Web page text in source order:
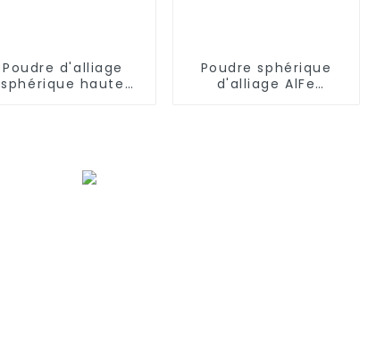
Poudre d'alliage
sphérique haute
Poudre sphérique
d'alliage AlFe